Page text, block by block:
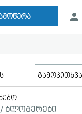
გამოკითხვა
ბლოგერები